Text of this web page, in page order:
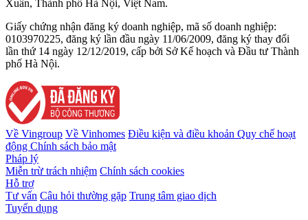
Xuân, Thành phố Hà Nội, Việt Nam.
Giấy chứng nhận đăng ký doanh nghiệp, mã số doanh nghiệp:
0103970225, đăng ký lần đầu ngày 11/06/2009, đăng ký thay đổi
lần thứ 14 ngày 12/12/2019, cấp bởi Sở Kế hoạch và Đầu tư Thành
phố Hà Nội.
Về Vingroup Về Vinhomes Điều kiện và điều khoản Quy chế hoạt
động Chính sách bảo mật
Pháp lý
Miễn trừ trách nhiệm Chính sách cookies
Hỗ trợ
Tư vấn Câu hỏi thường gặp Trung tâm giao dịch
Tuyển dụng